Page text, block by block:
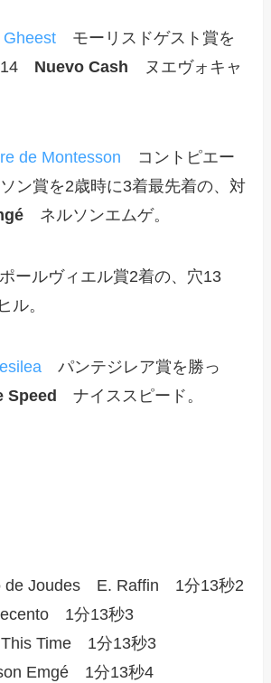
モーリスドゲスト賞を
14 Nuevo Cash ヌエヴォキャ
de Montesson コントピエー
ン賞を2歳時に3着最先着の、対
ネルソンエムゲ。
ールヴィエル賞2着の、穴13
ル。
パンテジレア賞を勝っ
Speed ナイススピード。
Joudes E. Raffin 1分13秒2
1分13秒3
Time 1分13秒3
Emgé 1分13秒4